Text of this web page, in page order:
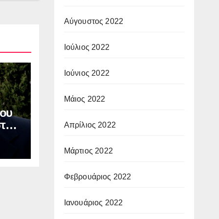
Αύγουστος 2022
Ιούλιος 2022
Ιούνιος 2022
Μάιος 2022
Απρίλιος 2022
Μάρτιος 2022
Φεβρουάριος 2022
Ιανουάριος 2022